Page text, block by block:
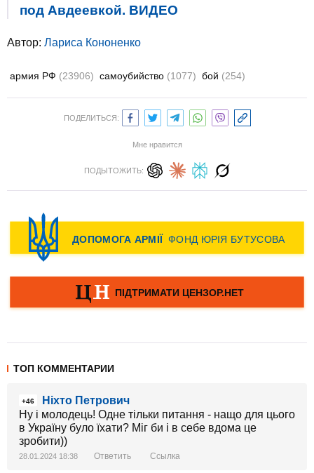
под Авдеевкой. ВИДЕО
Автор: Лариса Кононенко
армия РФ (23906) самоубийство (1077) бой (254)
ПОДЕЛИТЬСЯ:
Мне нравится
ПОДЫТОЖИТЬ:
ТОП КОММЕНТАРИИ
+46
Ніхто Петрович
Ну і молодець! Одне тільки питання - нащо для цього
в Україну було їхати? Міг би і в себе вдома це
зробити))
28.01.2024 18:38 Ответить Ссылка